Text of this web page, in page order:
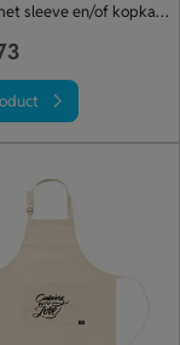
Optioneel met sleeve en/of kopkaart